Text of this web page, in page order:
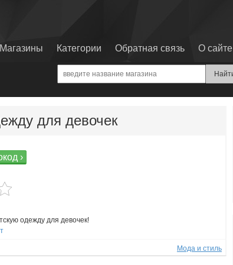
Магазины Категории Обратная связь О сайте
для девочек
›
одежду для девочек!
Мода и стиль